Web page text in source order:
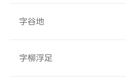
字谷地
字柳浮足